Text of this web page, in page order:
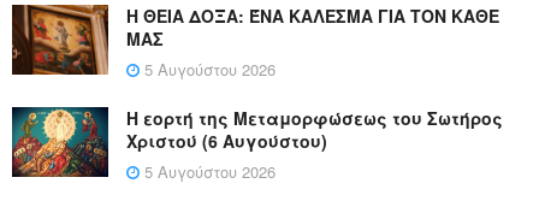
Η ΘΕΙΑ ΔΟΞΑ: ΈΝΑ ΚΑΛΕΣΜΑ ΓΙΑ ΤΟΝ ΚΑΘΕ
ΜΑΣ
5 Αυγούστου 2026
Η εορτή της Μεταμορφώσεως του Σωτήρος
Χριστού (6 Αυγούστου)
5 Αυγούστου 2026